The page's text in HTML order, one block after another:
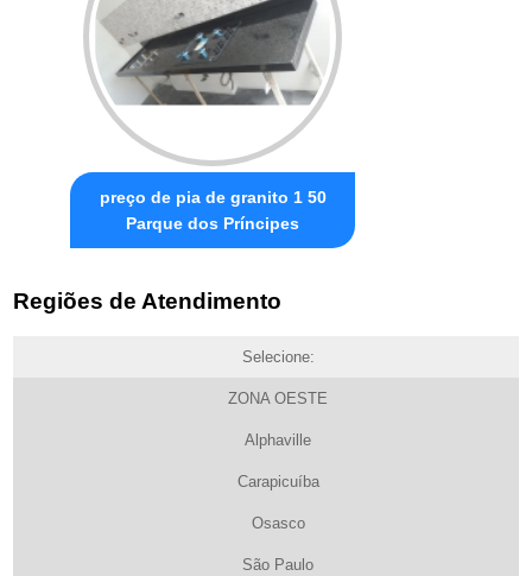
preço de pia de granito 1 50
Parque dos Príncipes
Regiões de Atendimento
Selecione:
ZONA OESTE
Alphaville
Carapicuíba
Osasco
São Paulo